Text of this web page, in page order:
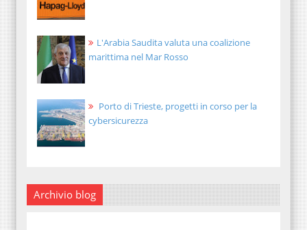
L'Arabia Saudita valuta una coalizione
marittima nel Mar Rosso
Porto di Trieste, progetti in corso per la
cybersicurezza
Archivio blog